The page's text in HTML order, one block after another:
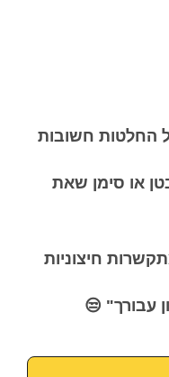
החלטות חשובות
או סימן שאת
חיצוניות
עבורך" 😒